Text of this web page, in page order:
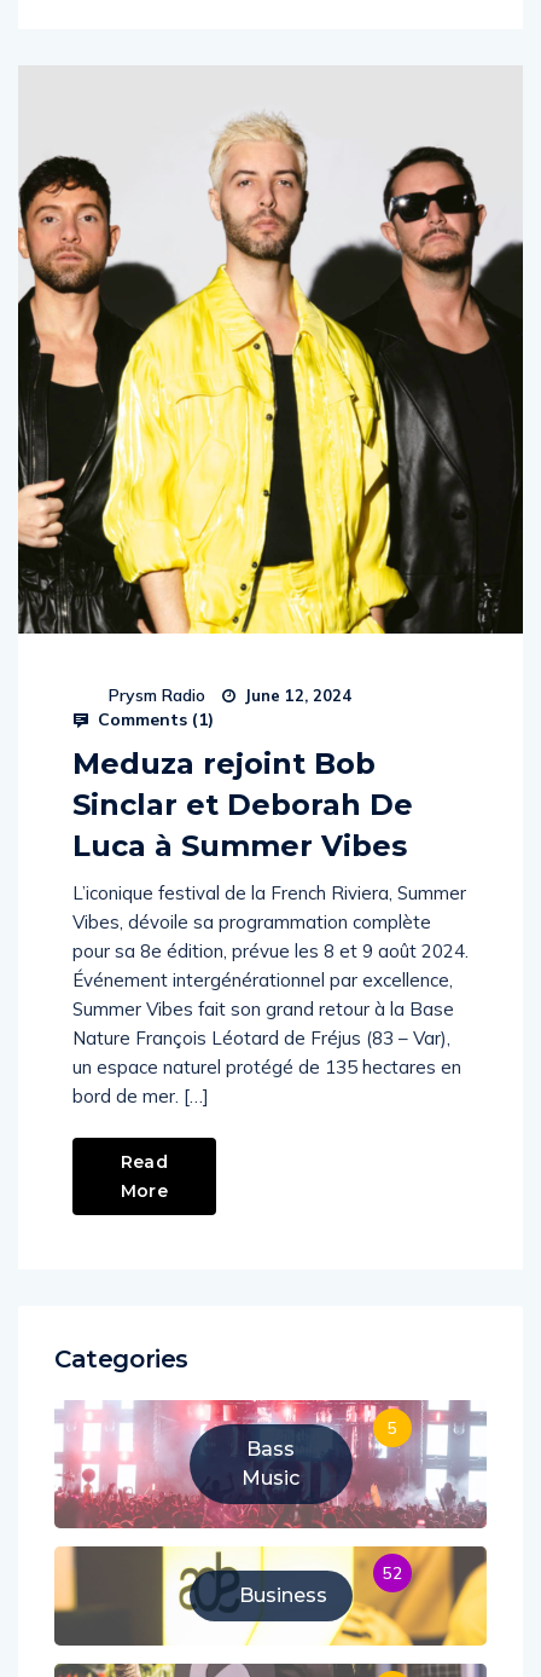
Prysm Radio June 12, 2024
Comments (1)
Meduza rejoint Bob
Sinclar et Deborah De
Luca à Summer Vibes
L’iconique festival de la French Riviera, Summer
Vibes, dévoile sa programmation complète
pour sa 8e édition, prévue les 8 et 9 août 2024.
Événement intergénérationnel par excellence,
Summer Vibes fait son grand retour à la Base
Nature François Léotard de Fréjus (83 – Var),
un espace naturel protégé de 135 hectares en
bord de mer. […]
Read
More
Categories
Bass
Music
5
Business
52